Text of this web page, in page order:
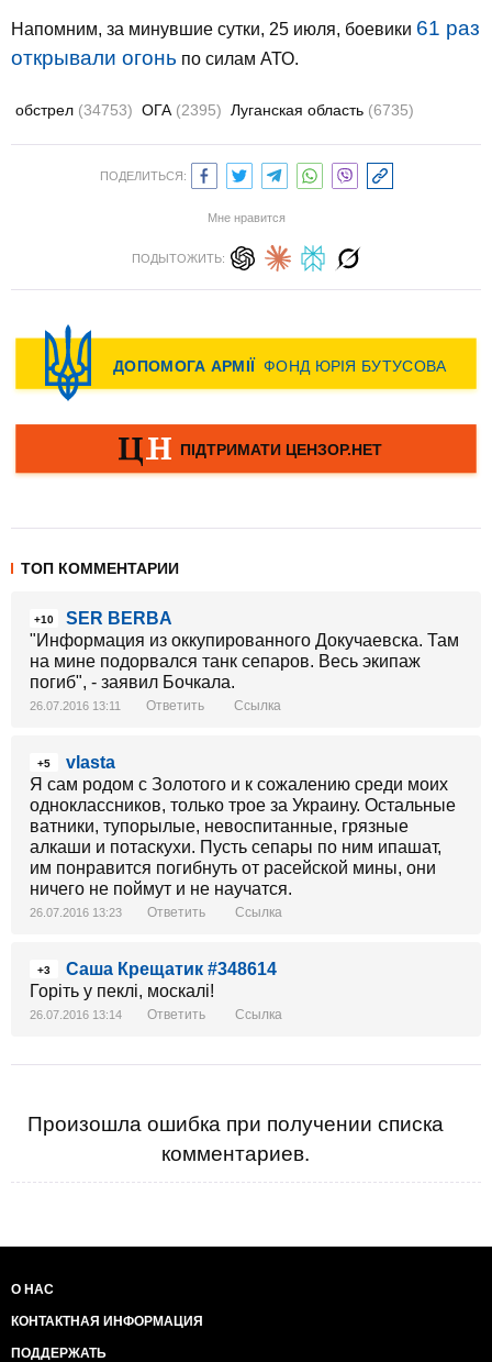
Напомним, за минувшие сутки, 25 июля, боевики 61 раз
открывали огонь по силам АТО.
обстрел (34753) ОГА (2395) Луганская область (6735)
ПОДЕЛИТЬСЯ:
Мне нравится
ПОДЫТОЖИТЬ:
ТОП КОММЕНТАРИИ
+10
SER BERBA
"Информация из оккупированного Докучаевска. Там
на мине подорвался танк сепаров. Весь экипаж
погиб", - заявил Бочкала.
26.07.2016 13:11 Ответить Ссылка
+5
vlasta
Я сам родом с Золотого и к сожалению среди моих
одноклассников, только трое за Украину. Остальные
ватники, тупорылые, невоспитанные, грязные
алкаши и потаскухи. Пусть сепары по ним ипашат,
им понравится погибнуть от расейской мины, они
ничего не поймут и не научатся.
26.07.2016 13:23 Ответить Ссылка
+3
Саша Крещатик #348614
Горіть у пеклі, москалі!
26.07.2016 13:14 Ответить Ссылка
Произошла ошибка при получении списка
комментариев.
О НАС
КОНТАКТНАЯ ИНФОРМАЦИЯ
ПОДДЕРЖАТЬ